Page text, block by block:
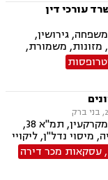
עורכי דין
גירושין,
מזונות, משמורת,
חלוקת רכוש,
מקרקעין,
פינוי בינוי,
38, דיירות מוגנת , בנקים,
הליכים, צווי
חדלות פירעון, פשיטת
דיני חברות,
המשרד עוסק בתחומים: דיני מקרקעין, תמ"א 38,
מיסוי נדל"ן, ליקויי
לשון הרע, ליטיגציה,
וצוואות, פינוי
נזקי רכוש
,עסקאות מכר דירה